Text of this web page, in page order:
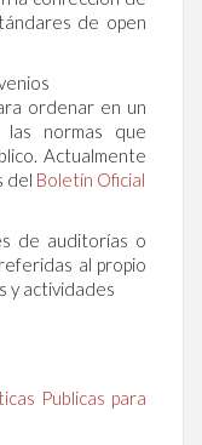
de open
ordenar en un
normas que
Actualmente
del Boletín Oficial
de auditorías o
al propio
y actividades
Publicas para